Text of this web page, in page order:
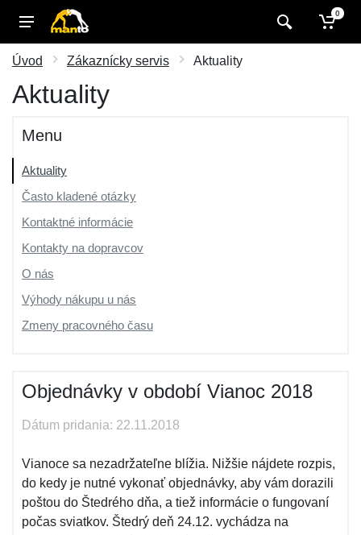
0
Úvod Zákaznícky servis Aktuality
Aktuality
Menu
Aktuality
Často kladené otázky
Kontaktné informácie
Kontakty na dopravcov
O nás
Výhody nákupu u nás
Zmeny pracovného času
Objednávky v období Vianoc 2018
Dátum pridania: 22.11.2018
Vianoce sa nezadržateľne blížia. Nižšie nájdete rozpis,
do kedy je nutné vykonať objednávky, aby vám dorazili
poštou do Štedrého dňa, a tiež informácie o fungovaní
počas sviatkov. Štedrý deň 24.12. vychádza na